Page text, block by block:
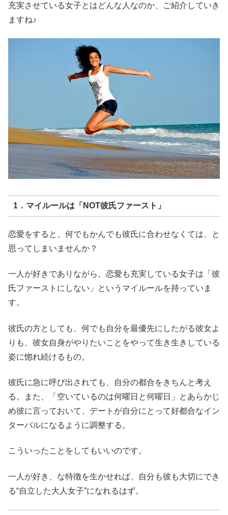
充実させている女子とはどんな人なのか、ご紹介していき
ますね♪
1．マイルールは「NOT彼氏ファースト」
恋愛をすると、何でもかんでも彼氏に合わせなくては、と
思ってしまいませんか？
一人が好きでありながら、恋愛も充実している女子は「彼
氏ファーストにしない」というマイルールを持っていま
す。
彼氏の方としても、何でも自分を最優先にしたがる彼女よ
りも、彼女自身がやりたいことをやって生き生きしている
姿に惚れ続けるもの。
彼氏に急に呼び出されても、自分の都合をきちんと考え
る。また、「空いているのは何曜日と何曜日」とあらかじ
め彼に言っておいて、デートが自分にとって好都合なイン
ターバルになるように調整する。
こういったことをしてもいいのです。
一人が好き、な特徴を生かせれば、自分も彼も大切にでき
る“自立した大人女子”になれるはず。